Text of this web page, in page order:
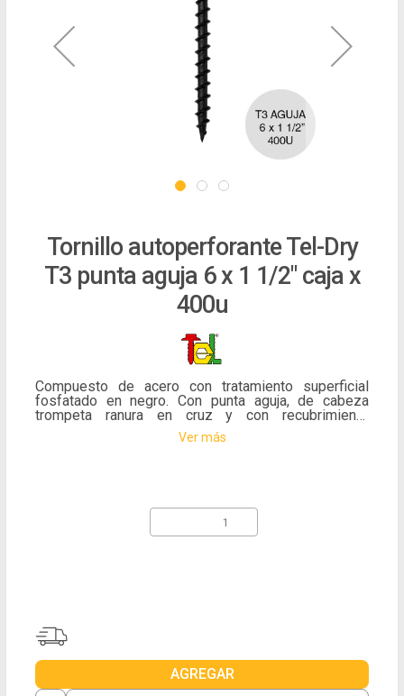
Tornillo autoperforante Tel-Dry
T3 punta aguja 6 x 1 1/2" caja x
400u
Compuesto de acero con tratamiento superficial
fosfatado en negro. Con punta aguja, de cabeza
trompeta ranura en cruz y con recubrimiento
resistente a la corrosión. Ideal para la fijación de una
2º capa de placas de 12,5mm a perfiles. Se presenta
Ver más
AGREGAR